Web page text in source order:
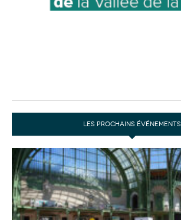
LES PROCHAINS ÉVÉNEMENTS